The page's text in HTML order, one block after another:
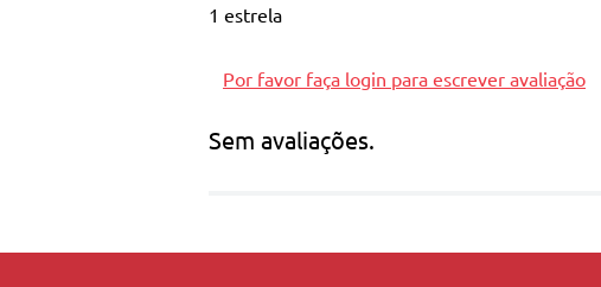
1 estrela
Por favor faça login para escrever avaliação
Sem avaliações.